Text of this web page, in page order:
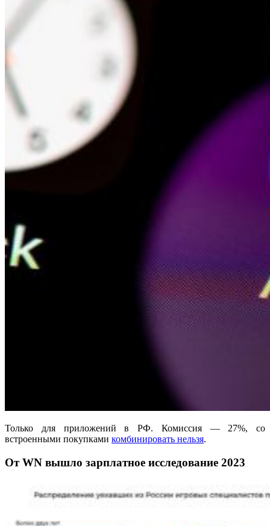
Только для приложений в РФ. Комиссия — 27%, со
встроенными покупками комбинировать нельзя.
От WN вышло зарплатное исследование 2023